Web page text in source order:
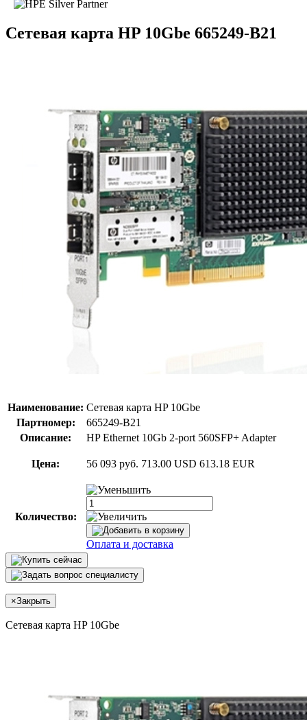
Сетевая карта HP 10Gbe 665249-B21
Наименование: Сетевая карта HP 10Gbe
Партномер:
665249-B21
Описание:
HP Ethernet 10Gb 2-port 560SFP+ Adapter
Цена: 56 093 руб. 713.00 USD 613.18 EUR
Количество:
Оплата и доставка
×Закрыть
Сетевая карта HP 10Gbe